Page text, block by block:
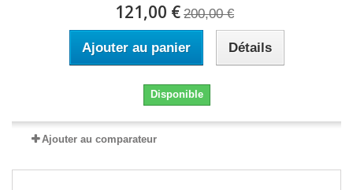
121,00 € 200,00 €
Ajouter au panier Détails
Disponible
Ajouter au comparateur